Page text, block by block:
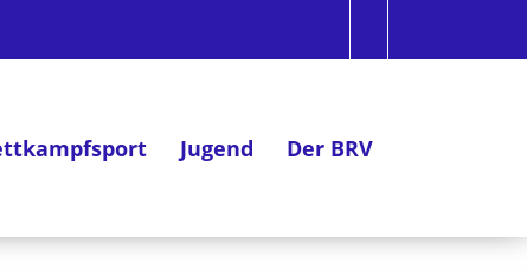
Jugend Der BRV